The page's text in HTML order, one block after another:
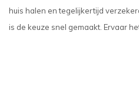
huis halen en tegelijkertijd
is de keuze snel gemaakt. Ervaar